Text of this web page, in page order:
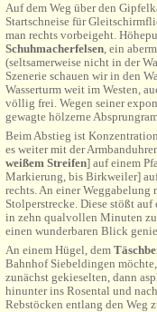
Auf dem Weg über den
Startschneise für
man rechts vorbeigeht.
Schuhmacherfelsen, ein
(seltsamerweise nicht in der
Szenerie schauen wir in den
Wasserturm weit im Westen,
völlig frei. Wegen seiner
gewagte hölzerne
Beim Abstieg ist
es weiter mit der
weißem Streifen] auf einem
Markierung, bis Birkweiler]
rechts. An einer Weggabelung
Stolperstrecke. Diese stößt
in zehn qualvollen Minuten
einen wunderbaren Blick
An einem Hügel, dem
Bahnhof Siebeldingen
zunächst gekieselten, dann
hinunter ins Rosental und
Rebstöcken entlang den Weg